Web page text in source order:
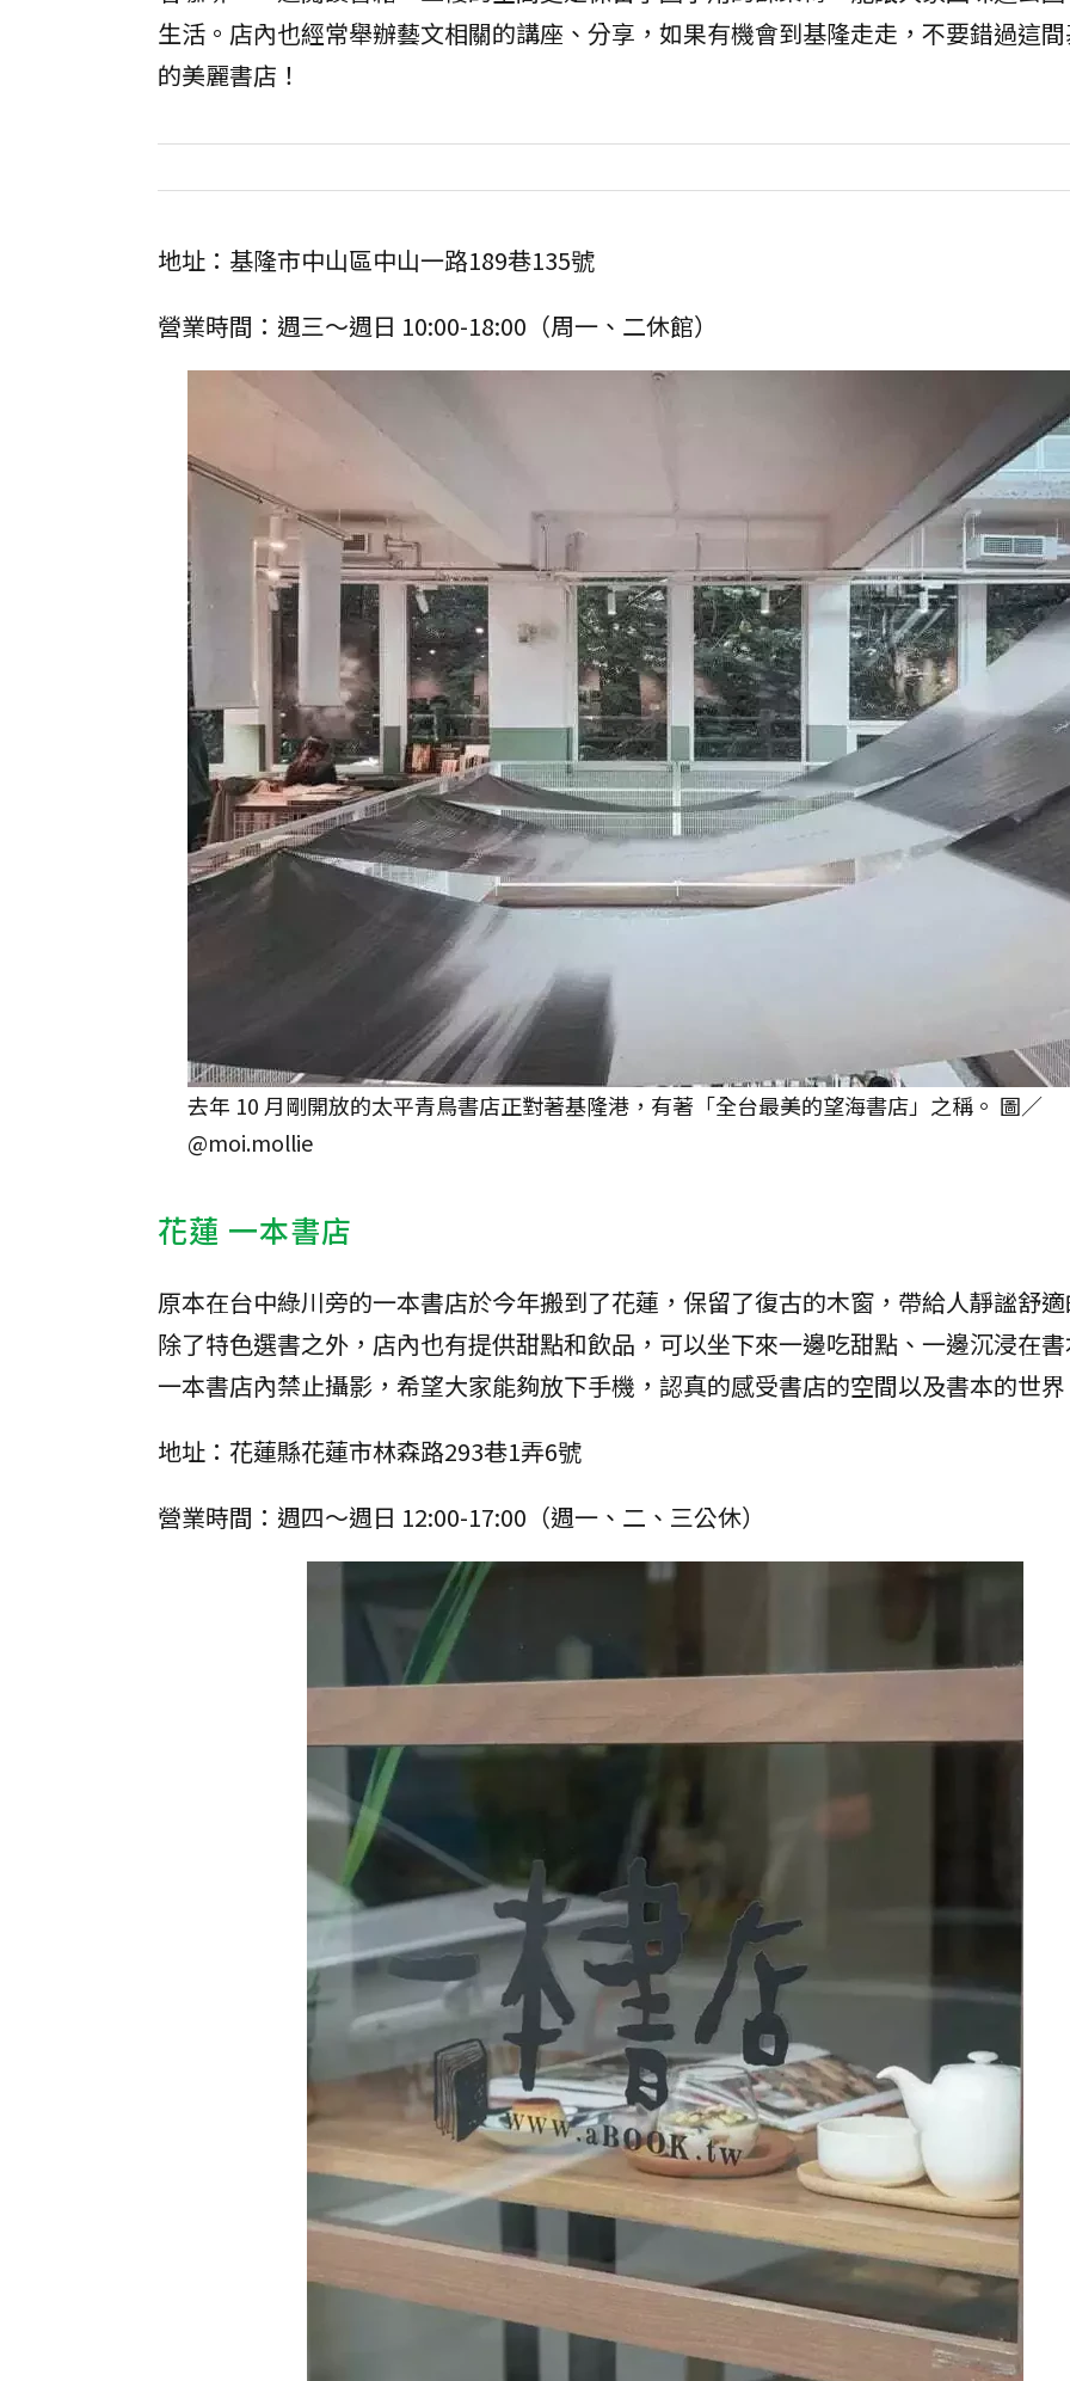
生活。店內也經常舉辦藝文相關的講座、分享，如果有機會到基隆走走，不要錯過這
的美麗書店！
地址：基隆市中山區中山一路189巷135號
營業時間：週三～週日 10:00-18:00（周一、二休館）
去年 10 月剛開放的太平青鳥書店正對著基隆港，有著「全台最美的望海書店」之稱。 圖／
@moi.mollie
花蓮 一本書店
原本在台中綠川旁的一本書店於今年搬到了花蓮，保留了復古的木窗，帶給人靜謐舒
除了特色選書之外，店內也有提供甜點和飲品，可以坐下來一邊吃甜點、一邊沉浸在
一本書店內禁止攝影，希望大家能夠放下手機，認真的感受書店的空間以及書本的世
地址：花蓮縣花蓮市林森路293巷1弄6號
營業時間：週四～週日 12:00-17:00（週一、二、三公休）